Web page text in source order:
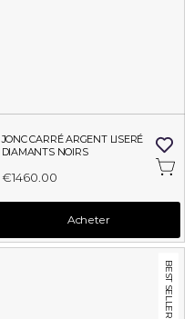
JONC CARRÉ ARGENT LISERÉ
DIAMANTS NOIRS
€1460.00
Acheter
BEST SELLER